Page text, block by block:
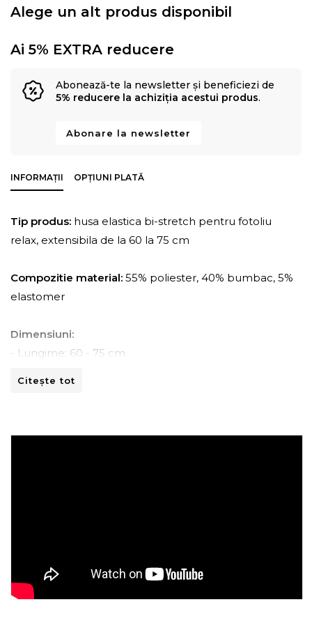
Alege un alt produs disponibil
Ai 5% EXTRA reducere
Abonează-te la newsletter și beneficiezi de
5% reducere la achiziția acestui produs.
Abonare la newsletter
INFORMAȚII OPȚIUNI PLATĂ
Tip produs: husa elastica bi-stretch pentru fotoliu
relax, extensibila de la 60 la 75 cm
Compozitie material: 55% poliester, 40% bumbac, 5%
elastomer
Dimensiuni:
- Lungime: 60 - 75 cm
- Inaltime: 90 -100 cm
solare.
- Evitati contactul direct cu benzi de fixare automata
Citește tot